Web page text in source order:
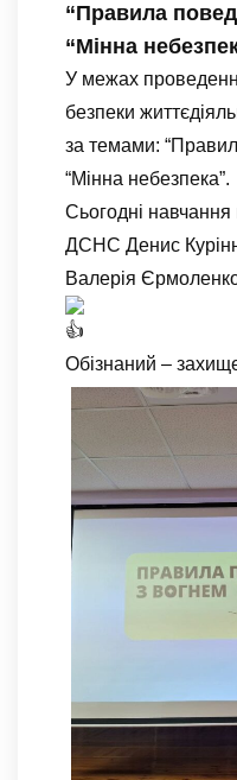
“Правила
“Мінна
У межах
безпеки
за темами:
“Мінна небезпека”.
Сьогодні
ДСНС Денис
Валерія
Обізнаний –